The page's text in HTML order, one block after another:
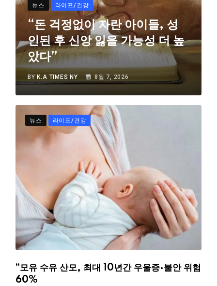
뉴스 라이프/건강
“돈 걱정없이 자란 아이들, 성
인된 후 신앙 잃을 가능성 더 높
았다”
BY K.A TIMES NY 8월 7, 2026
뉴스 라이프/건강
“모유 수유 산모, 최대 10년간 우울증·불안 위험
60%